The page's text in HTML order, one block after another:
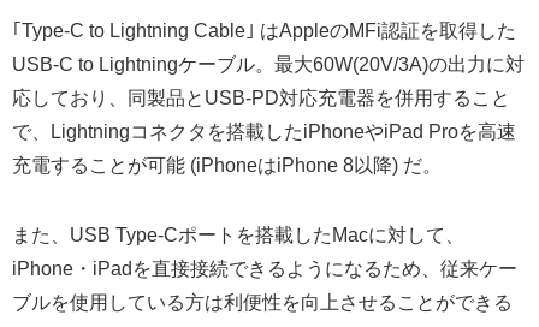
｢Type-C to Lightning Cable｣ はAppleのMFi認証を取得した
USB-C to Lightningケーブル。最大60W(20V/3A)の出力に対
応しており、同製品とUSB-PD対応充電器を併用すること
で、Lightningコネクタを搭載したiPhoneやiPad Proを高速
充電することが可能 (iPhoneはiPhone 8以降) だ。
また、USB Type-Cポートを搭載したMacに対して、
iPhone・iPadを直接接続できるようになるため、従来ケー
ブルを使用している方は利便性を向上させることができる